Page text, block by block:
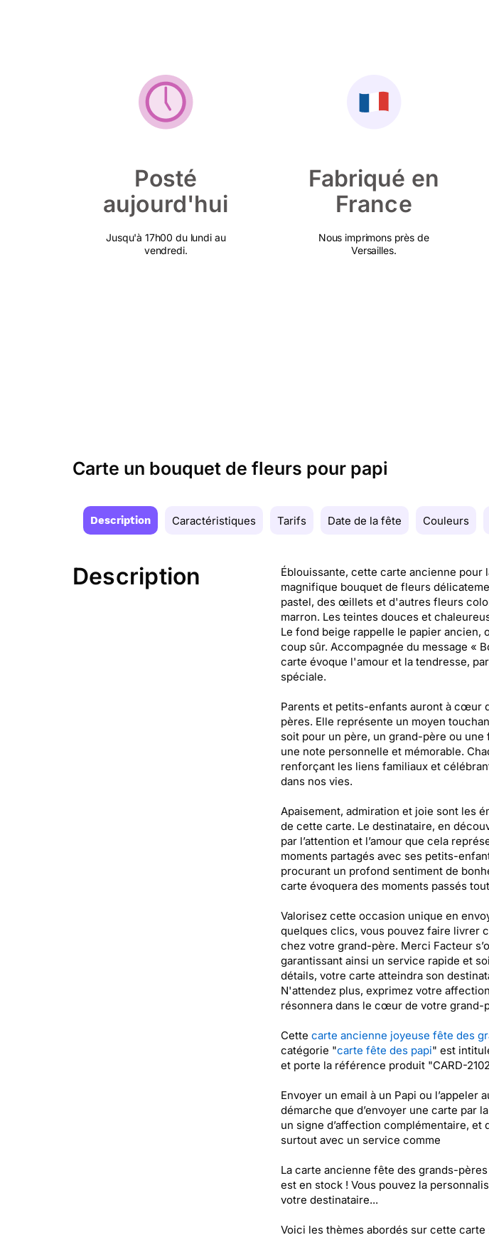
Posté
aujourd'hui
Jusqu'à 17h00 du lundi au
vendredi.
Fabriqué en
France
Nous imprimons près de
Versailles.
Carte un bouquet de fleurs pour papi
Description Caractéristiques Tarifs Date de la fête Couleurs
Description
Éblouissante, cette carte ancienne
magnifique bouquet de fleurs
pastel, des œillets et d'autres fleurs
marron. Les teintes douces et
Le fond beige rappelle le papier ancien,
coup sûr. Accompagnée du message «
carte évoque l'amour et la tendresse,
spéciale.
Parents et petits-enfants auront à cœur
pères. Elle représente un moyen
soit pour un père, un grand-père ou
une note personnelle et mémorable.
renforçant les liens familiaux et
dans nos vies.
Apaisement, admiration et joie sont les
de cette carte. Le destinataire, en
par l’attention et l’amour que cela
moments partagés avec ses petits-
procurant un profond sentiment de
carte évoquera des moments passés
Valorisez cette occasion unique en
quelques clics, vous pouvez faire livrer
chez votre grand-père. Merci Facteur
garantissant ainsi un service rapide et
détails, votre carte atteindra son
N'attendez plus, exprimez votre
résonnera dans le cœur de votre grand-
Cette carte ancienne joyeuse fête des
catégorie "carte fête des papi" est
et porte la référence produit "CARD-
Envoyer un email à un Papi ou l’appeler
démarche que d’envoyer une carte par
un signe d’affection complémentaire, et
surtout avec un service comme
La carte ancienne fête des grands-
est en stock ! Vous pouvez la
votre destinataire...
Voici les thèmes abordés sur cette